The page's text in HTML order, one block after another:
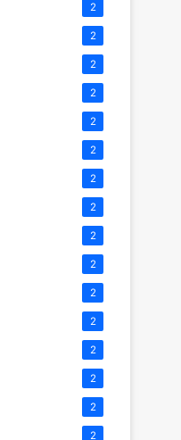
2
2
2
2
2
2
2
2
2
2
2
2
2
2
2
2